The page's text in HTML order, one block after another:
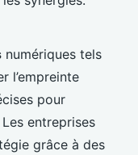
numériques tels
l’empreinte
pour
entreprises
grâce à des